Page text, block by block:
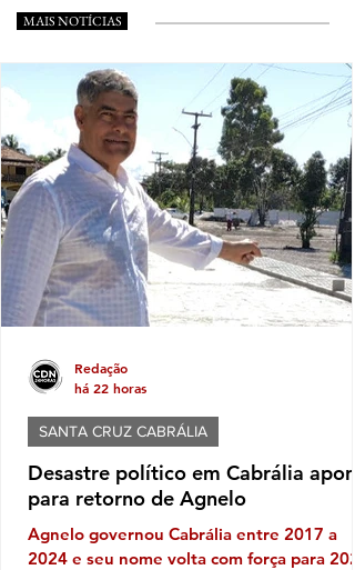
MAIS NOTÍCIAS
Desastre político em Cabrália
para retorno de Agnelo
Agnelo governou Cabrália entre 2017 a
2024 e seu nome volta com força para
SANTA CRUZ CABRÁLIA
Redação
há 22 horas